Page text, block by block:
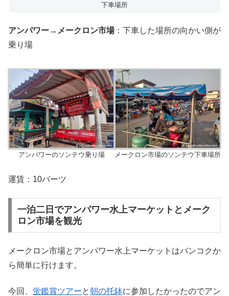
下車場所
アンパワー→メークロン市場：下車した場所の向かい側が
乗り場
アンパワーのソンテウ乗り場 メークロン市場のソンテウ下車場所
運賃：10バーツ
一泊二日でアンパワー水上マーケットとメーク
ロン市場を観光
メークロン市場とアンパワー水上マーケットはバンコクか
ら簡単に行けます。
今回、 蛍鑑賞ツアーと朝の托鉢に参加したかったのでアン